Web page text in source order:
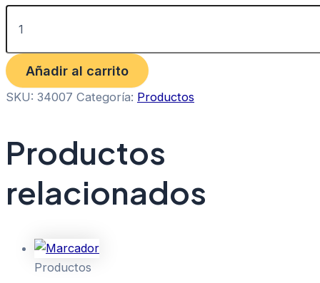
Añadir al carrito
SKU: 34007 Categoría: Productos
Productos
relacionados
Productos